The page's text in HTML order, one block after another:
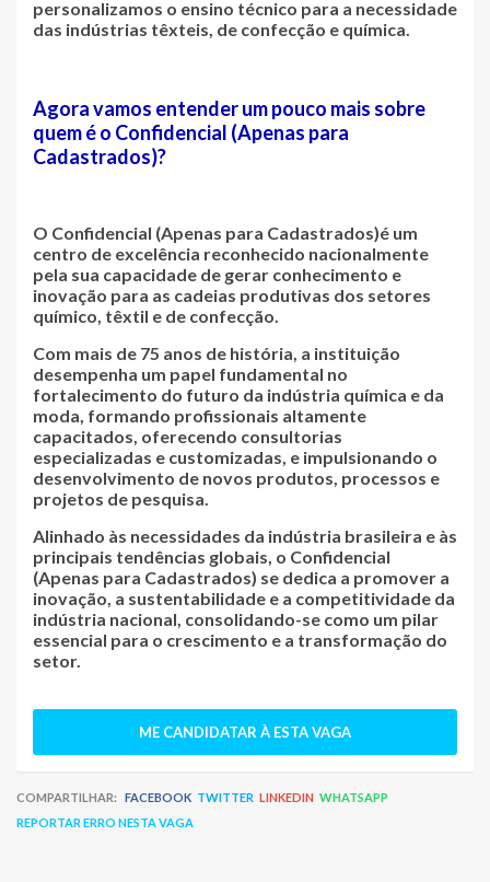
personalizamos o ensino técnico para a necessidade
das indústrias têxteis, de confecção e química.
Agora vamos entender um pouco mais sobre
quem é o Confidencial (Apenas para
Cadastrados)?
O Confidencial (Apenas para Cadastrados)é um
centro de excelência reconhecido nacionalmente
pela sua capacidade de gerar conhecimento e
inovação para as cadeias produtivas dos setores
químico, têxtil e de confecção.
Com mais de 75 anos de história, a instituição
desempenha um papel fundamental no
fortalecimento do futuro da indústria química e da
moda, formando profissionais altamente
capacitados, oferecendo consultorias
especializadas e customizadas, e impulsionando o
desenvolvimento de novos produtos, processos e
projetos de pesquisa.
Alinhado às necessidades da indústria brasileira e às
principais tendências globais, o Confidencial
(Apenas para Cadastrados) se dedica a promover a
inovação, a sustentabilidade e a competitividade da
indústria nacional, consolidando-se como um pilar
essencial para o crescimento e a transformação do
setor.
ME CANDIDATAR À ESTA VAGA
COMPARTILHAR: FACEBOOK TWITTER LINKEDIN WHATSAPP
REPORTAR ERRO NESTA VAGA